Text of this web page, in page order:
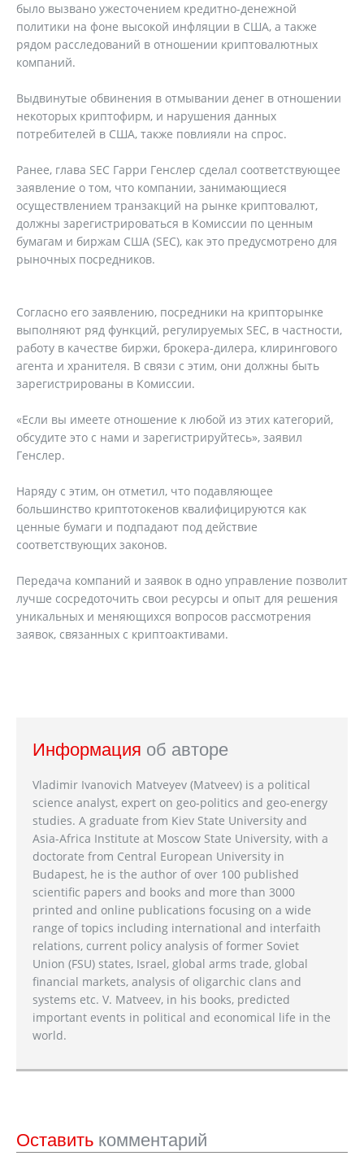
было вызвано ужесточением кредитно-денежной
политики на фоне высокой инфляции в США, а также
рядом расследований в отношении криптовалютных
компаний.
Выдвинутые обвинения в отмывании денег в отношении
некоторых криптофирм, и нарушения данных
потребителей в США, также повлияли на спрос.
Ранее, глава SEC Гарри Генслер сделал соответствующее
заявление о том, что компании, занимающиеся
осуществлением транзакций на рынке криптовалют,
должны зарегистрироваться в Комиссии по ценным
бумагам и биржам США (SEC), как это предусмотрено для
рыночных посредников.
Согласно его заявлению, посредники на крипторынке
выполняют ряд функций, регулируемых SEC, в частности,
работу в качестве биржи, брокера-дилера, клирингового
агента и хранителя. В связи с этим, они должны быть
зарегистрированы в Комиссии.
«Если вы имеете отношение к любой из этих категорий,
обсудите это с нами и зарегистрируйтесь», заявил
Генслер.
Наряду с этим, он отметил, что подавляющее
большинство криптотокенов квалифицируются как
ценные бумаги и подпадают под действие
соответствующих законов.
Передача компаний и заявок в одно управление позволит
лучше сосредоточить свои ресурсы и опыт для решения
уникальных и меняющихся вопросов рассмотрения
заявок, связанных с криптоактивами.
Информация об авторе
Vladimir Ivanovich Matveyev (Matveev) is a political
science analyst, expert on geo-politics and geo-energy
studies. A graduate from Kiev State University and
Asia-Africa Institute at Moscow State University, with a
doctorate from Central European University in
Budapest, he is the author of over 100 published
scientific papers and books and more than 3000
printed and online publications focusing on a wide
range of topics including international and interfaith
relations, current policy analysis of former Soviet
Union (FSU) states, Israel, global arms trade, global
financial markets, analysis of oligarchic clans and
systems etc. V. Matveev, in his books, predicted
important events in political and economical life in the
world.
Оставить комментарий